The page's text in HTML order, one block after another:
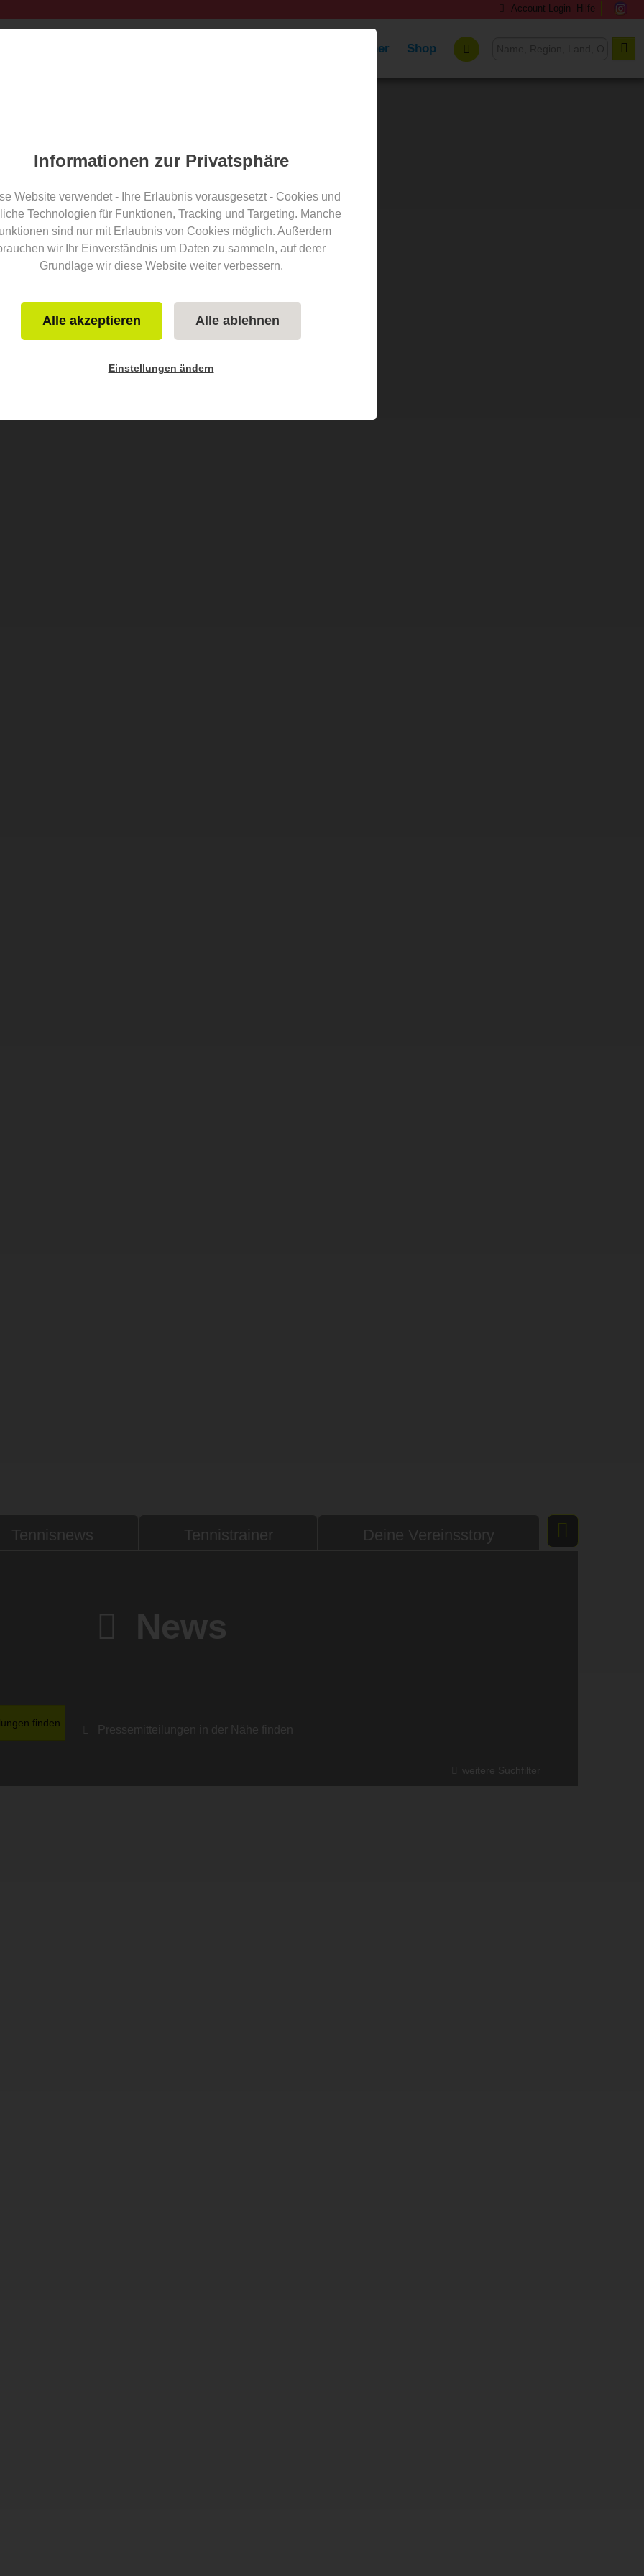
Account Login Hilfe
Tennistrainer Shop
Tennisnews Tennistrainer Deine Vereinsstory
News
weitere Suchfilter
finden
Pressemitteilungen in der Nähe finden
Informationen zur Privatsphäre
Website verwendet - Ihre Erlaubnis vorausgesetzt - Cookies und
Technologien für Funktionen, Tracking und Targeting. Manche
sind nur mit Erlaubnis von Cookies möglich. Außerdem
wir Ihr Einverständnis um Daten zu sammeln, auf derer
Grundlage wir diese Website weiter verbessern.
Alle akzeptieren Alle ablehnen
Einstellungen ändern